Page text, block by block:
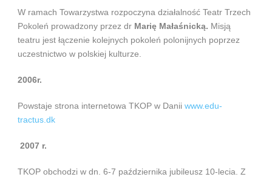
W ramach Towarzystwa rozpoczyna działalność Teatr Trzech
Pokoleń prowadzony przez dr Marię Małaśnicką. Misją
teatru jest łączenie kolejnych pokoleń polonijnych poprzez
uczestnictwo w polskiej kulturze.
2006r.
Powstaje strona internetowa TKOP w Danii www.edu-
tractus.dk
2007 r.
TKOP obchodzi w dn. 6-7 października jubileusz 10-lecia. Z